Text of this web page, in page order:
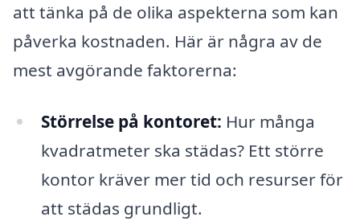
att tänka på de olika aspekterna som kan
påverka kostnaden. Här är några av de
mest avgörande faktorerna:
Störrelse på kontoret: Hur många
kvadratmeter ska städas? Ett större
kontor kräver mer tid och resurser för
att städas grundligt.